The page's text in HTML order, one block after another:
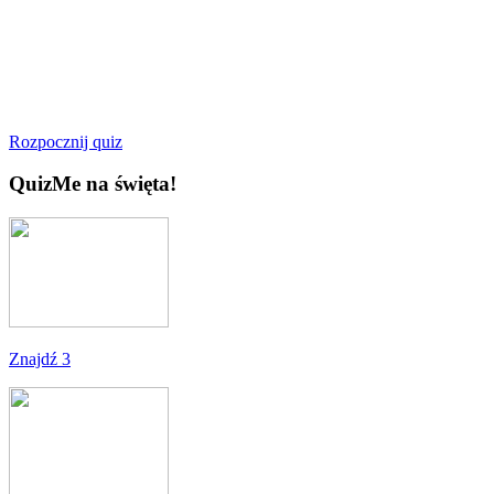
Rozpocznij quiz
QuizMe na święta!
Znajdź 3